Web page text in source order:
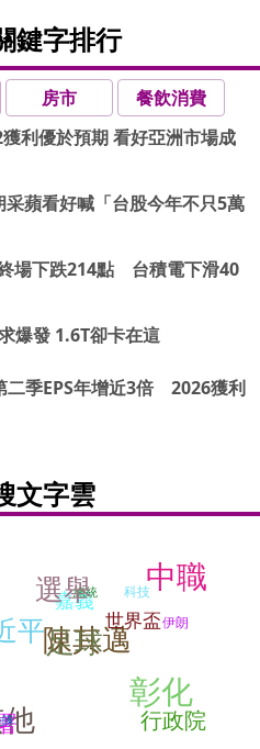
鍵字排行
房市
餐飲消費
利優於預期 看好亞洲市場成
蘋看好喊「台股今年不只5萬
場下跌214點 台積電下滑40
爆發 1.6T卻卡在這
二季EPS年增近3倍 2026獲利
文字雲
中職
伊朗
嘉義
陳其邁
行政院
科技
彰化
世界盃
總統
足球
選舉
平